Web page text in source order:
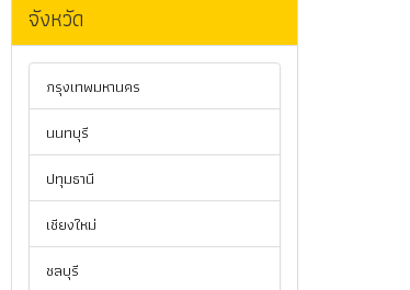
จังหวัด
กรุงเทพมหานคร
นนทบุรี
ปทุมธานี
เชียงใหม่
ชลบุรี